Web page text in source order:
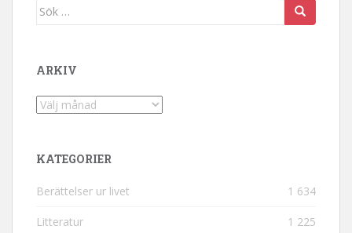
Sök efter:
ARKIV
Arkiv
KATEGORIER
Berättelser ur livet 1 634
Litteratur 1 225